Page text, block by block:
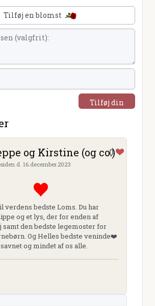
Tilføj en blomst
Tilføj din
og Kirstine (og co.)
0
d. 16.december.2023
verdens bedste Loms. Du har
og et lys, der for enden af
samt den bedste legemoster for
Og Helles bedste veninde❤️
og mindet af os alle.